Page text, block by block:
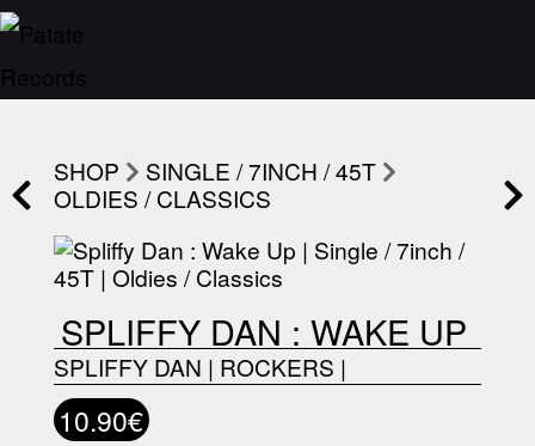
SHOP
SINGLE / 7INCH / 45T
OLDIES / CLASSICS
SPLIFFY DAN : WAKE UP
SPLIFFY DAN | ROCKERS |
10.90€